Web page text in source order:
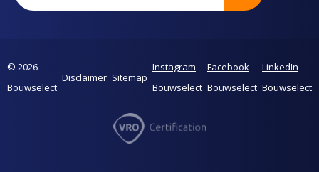
© 2026
Bouwselect
Disclaimer Sitemap
Instagram
Bouwselect
Facebook
Bouwselect
LinkedIn
Bouwselect